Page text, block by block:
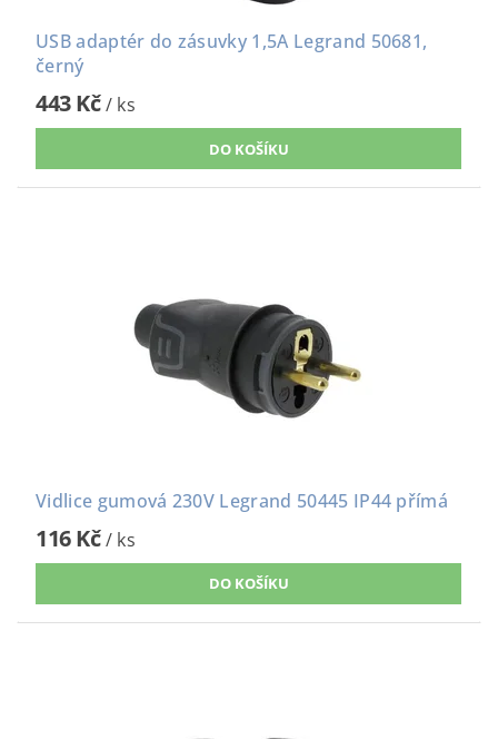
USB adaptér do zásuvky 1,5A Legrand 50681,
černý
443 Kč/ ks
Vidlice gumová 230V Legrand 50445 IP44 přímá
116 Kč/ ks